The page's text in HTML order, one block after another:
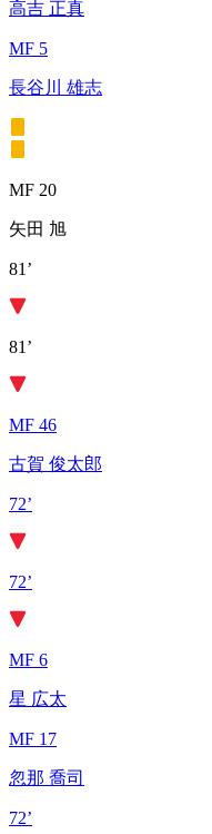
高吉 正真
MF 5
長谷川 雄志
MF 20
矢田 旭
81’
81’
MF 46
古賀 俊太郎
72’
72’
MF 6
星 広太
MF 17
忽那 喬司
72’